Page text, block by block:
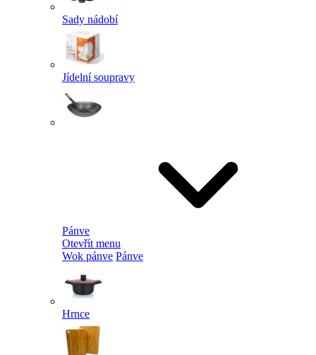
Sady nádobí
Jídelní soupravy
Pánve
Otevřít menu
Wok pánve Pánve
Hrnce